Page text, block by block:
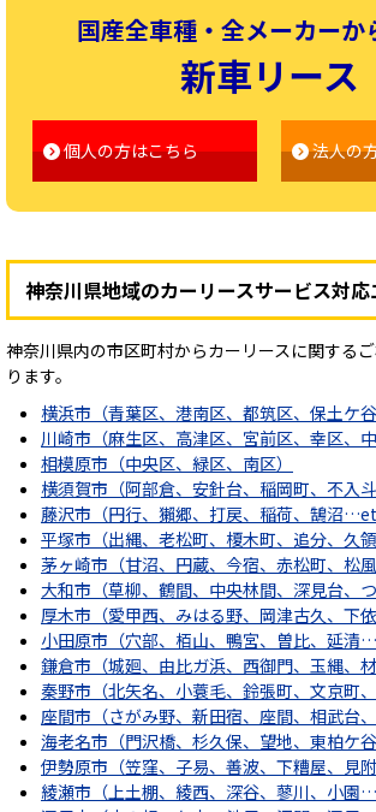
国産全車種・全メーカーか
新車リース
個人の方はこちら 法人の
神奈川県地域のカーリースサービス対
神奈川県内の市区町村からカーリースに関する
ります。
横浜市（青葉区、港南区、都筑区、保土ケ
川崎市（麻生区、高津区、宮前区、幸区、
相模原市（中央区、緑区、南区）
横須賀市（阿部倉、安針台、稲岡町、不入
藤沢市（円行、獺郷、打戻、稲荷、鵠沼
平塚市（出縄、老松町、榎木町、追分、久
茅ヶ崎市（甘沼、円蔵、今宿、赤松町、松
大和市（草柳、鶴間、中央林間、深見台、
厚木市（愛甲西、みはる野、岡津古久、下
小田原市（穴部、栢山、鴨宮、曽比、延清
鎌倉市（城廻、由比ガ浜、西御門、玉縄、
秦野市（北矢名、小蓑毛、鈴張町、文京町
座間市（さがみ野、新田宿、座間、相武台
海老名市（門沢橋、杉久保、望地、東柏ケ
伊勢原市（笠窪、子易、善波、下糟屋、見
綾瀬市（上土棚、綾西、深谷、蓼川、小園